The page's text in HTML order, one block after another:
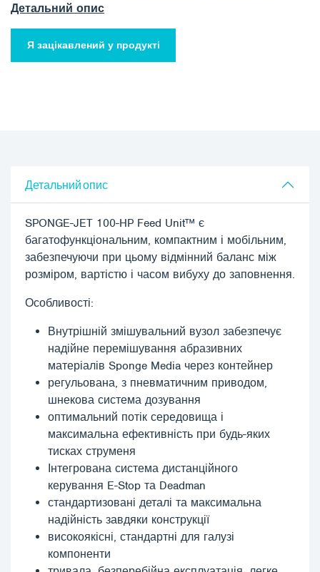
Детальний опис
Я зацікавлений у продукті
Детальний опис
SPONGE-JET 100-HP Feed Unit™ є
багатофункціональним, компактним і мобільним,
забезпечуючи при цьому відмінний баланс між
розміром, вартістю і часом вибуху до заповнення.
Особливості:
Внутрішній змішувальний вузол забезпечує
надійне перемішування абразивних
матеріалів Sponge Media через контейнер
регульована, з пневматичним приводом,
шнекова система дозування
оптимальний потік середовища і
максимальна ефективність при будь-яких
тисках струменя
Інтегрована система дистанційного
керування E-Stop та Deadman
стандартизовані деталі та максимальна
надійність завдяки конструкції
високоякісні, стандартні для галузі
компоненти